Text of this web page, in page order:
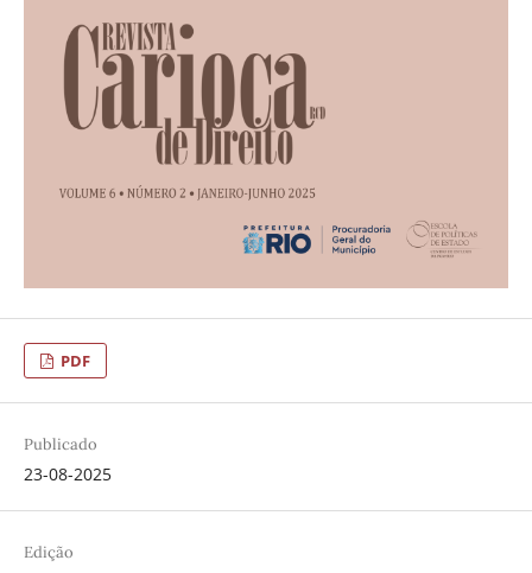
PDF
Publicado
23-08-2025
Edição